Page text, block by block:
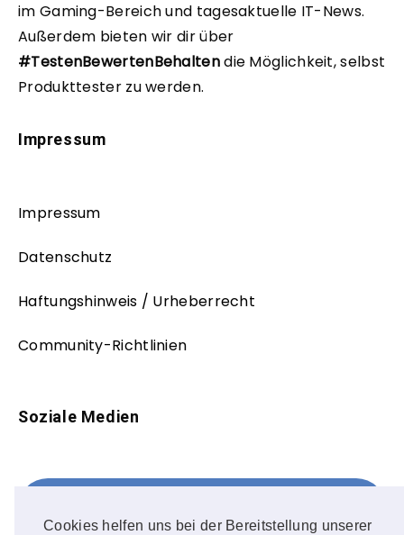
Cookies helfen uns bei der Bereitstellung unserer
im Gaming-Bereich und tagesaktuelle IT-News.
Außerdem bieten wir dir über
#TestenBewertenBehaltendie Möglichkeit, selbst
Produkttester zu werden.
Impressum
Impressum
Datenschutz
Haftungshinweis / Urheberrecht
Community-Richtlinien
Soziale Medien
FOLLOW ME!